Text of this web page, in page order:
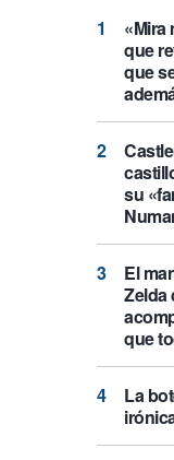
«Mira
que
que
su
El
Zelda
que
La